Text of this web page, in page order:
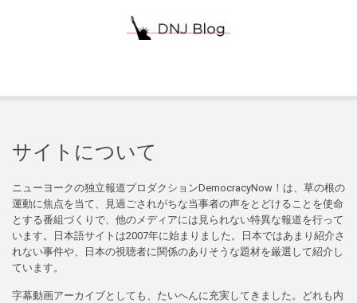
サイトについて
ニューヨークの独立報道プロダクションDemocracyNow！は、草の根の
運動に焦点を当て、見過ごされがちな当事者の声をとどけることを使命
とする番組づくりで、他のメディアには見られない特異な報道を行って
います。日本語サイトは2007年に始まりました。日本ではあまり紹介さ
れない事件や、日本の視聴者に関係のありそうな題材を厳選して紹介し
ています。
字幕動画アーカイブとしても、たいへんに充実してきました。どれも内